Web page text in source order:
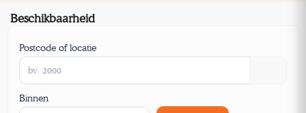
Beschikbaarheid
Postcode of locatie
Binnen